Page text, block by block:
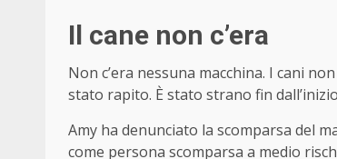
Il cane non c’era
Non c’era nessuna macchina. I cani
stato rapito. È stato strano fin
Amy ha denunciato la scomparsa del
come persona scomparsa a medio